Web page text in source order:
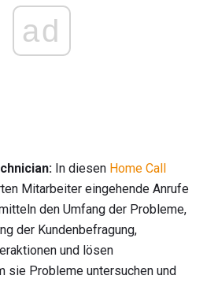
ad
In diesen Home Call
Mitarbeiter eingehende Anrufe
den Umfang der Probleme,
der Kundenbefragung,
und lösen
sie Probleme untersuchen und